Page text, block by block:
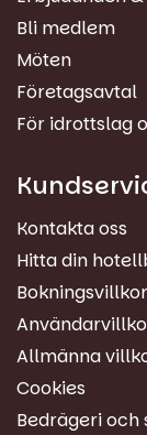
Bli medlem
Möten
Företagsavtal
För idrottslag
Kontakta oss
Hitta din
Bokningsvillkor
Allmänna
Cookies
Bedrägeri och